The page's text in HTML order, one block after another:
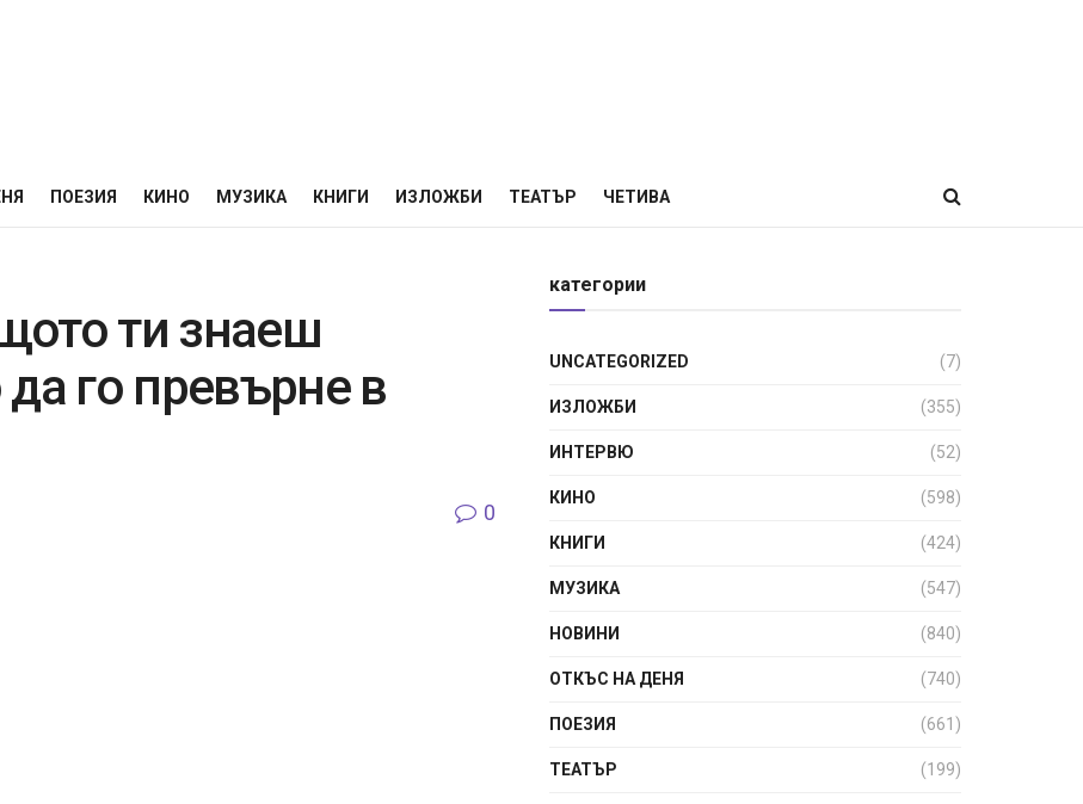
ПОЕЗИЯ КИНО МУЗИКА КНИГИ ИЗЛОЖБИ ТЕАТЪР ЧЕТИВА
ти знаеш
го превърне в
0
категории
UNCATEGORIZED (7)
ИЗЛОЖБИ (355)
ИНТЕРВЮ (52)
КИНО (598)
КНИГИ (424)
МУЗИКА (547)
НОВИНИ (840)
ОТКЪС НА ДЕНЯ (740)
ПОЕЗИЯ (661)
ТЕАТЪР (199)